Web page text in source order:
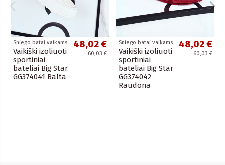
Sniego batai vaikams
Vaikiški izoliuoti
sportiniai
bateliai Big Star
GG374041 Balta
48,02 €
60,03 €
Sniego batai vaikams
Vaikiški izoliuoti
sportiniai
bateliai Big Star
GG374042
Raudona
48,02 €
60,03 €